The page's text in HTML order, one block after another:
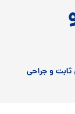
ثابت و جراحی